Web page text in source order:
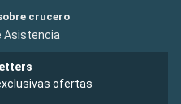
crucero
Asistencia
ofertas